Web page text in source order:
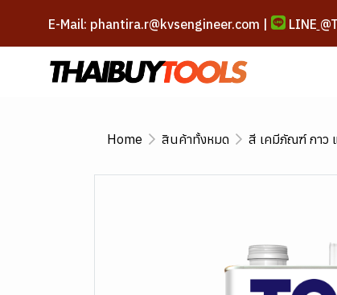
E-Mail: phantira.r@kvsengineer.com | LINE
Home สินค้าทั้งหมด สี เคมีภัณฑ์ กาว